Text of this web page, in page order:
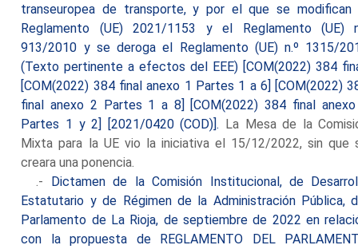
transeuropea de transporte, y por el que se modifican
Reglamento (UE) 2021/1153 y el Reglamento (UE)
913/2010 y se deroga el Reglamento (UE) n.º 1315/
(Texto pertinente a efectos del EEE) [COM(2022) 384
[COM(2022) 384 final anexo 1 Partes 1 a 6] [COM(2022)
final anexo 2 Partes 1 a 8] [COM(2022) 384 final
Partes 1 y 2] [2021/0420 (COD)]. La Mesa de la
Mixta para la UE vio la iniciativa el 15/12/2022, sin que
creara una ponencia.
.- Dictamen de la Comisión Institucional, de
Estatutario y de Régimen de la Administración Pública,
Parlamento de La Rioja, de septiembre de 2022 en
con la propuesta de REGLAMENTO DEL